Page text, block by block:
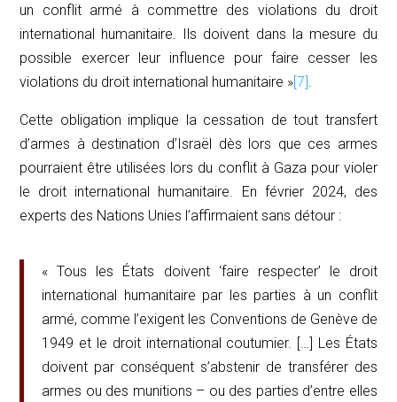
un conflit armé à commettre des violations du droit
international humanitaire. Ils doivent dans la mesure du
possible exercer leur influence pour faire cesser les
violations du droit international humanitaire »[7].
Cette obligation implique la cessation de tout transfert
d’armes à destination d’Israël dès lors que ces armes
pourraient être utilisées lors du conflit à Gaza pour violer
le droit international humanitaire. En février 2024, des
experts des Nations Unies l’affirmaient sans détour :
« Tous les États doivent ‘faire respecter’ le droit
international humanitaire par les parties à un conflit
armé, comme l’exigent les Conventions de Genève de
1949 et le droit international coutumier. […] Les États
doivent par conséquent s’abstenir de transférer des
armes ou des munitions – ou des parties d’entre elles